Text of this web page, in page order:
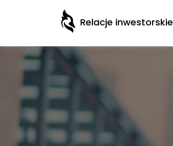
Relacje inwestorskie